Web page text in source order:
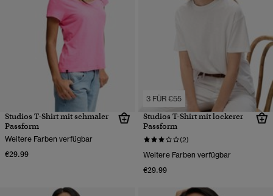
Studios T-Shirt mit schmaler
Passform
Weitere Farben verfügbar
€29.99
3 FÜR €55
Studios T-Shirt mit lockerer
Passform
(2)
Weitere Farben verfügbar
€29.99